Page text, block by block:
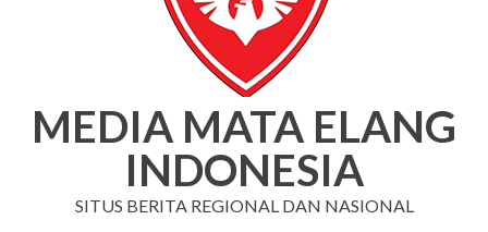
MEDIA MATA ELANG
INDONESIA
SITUS BERITA REGIONAL DAN NASIONAL